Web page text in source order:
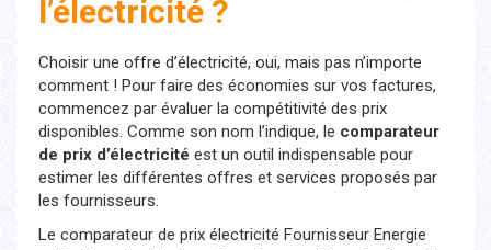
l’électricité ?
Choisir une offre d’électricité, oui, mais pas n’importe
comment ! Pour faire des économies sur vos factures,
commencez par évaluer la compétitivité des prix
disponibles. Comme son nom l’indique, le comparateur
de prix d’électricité est un outil indispensable pour
estimer les différentes offres et services proposés par
les fournisseurs.
Le comparateur de prix électricité Fournisseur Energie